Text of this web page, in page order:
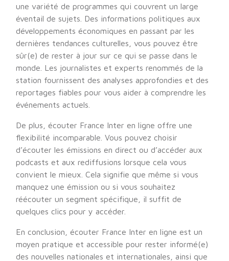
une variété de programmes qui couvrent un large
éventail de sujets. Des informations politiques aux
développements économiques en passant par les
dernières tendances culturelles, vous pouvez être
sûr(e) de rester à jour sur ce qui se passe dans le
monde. Les journalistes et experts renommés de la
station fournissent des analyses approfondies et des
reportages fiables pour vous aider à comprendre les
événements actuels.
De plus, écouter France Inter en ligne offre une
flexibilité incomparable. Vous pouvez choisir
d’écouter les émissions en direct ou d’accéder aux
podcasts et aux rediffusions lorsque cela vous
convient le mieux. Cela signifie que même si vous
manquez une émission ou si vous souhaitez
réécouter un segment spécifique, il suffit de
quelques clics pour y accéder.
En conclusion, écouter France Inter en ligne est un
moyen pratique et accessible pour rester informé(e)
des nouvelles nationales et internationales, ainsi que